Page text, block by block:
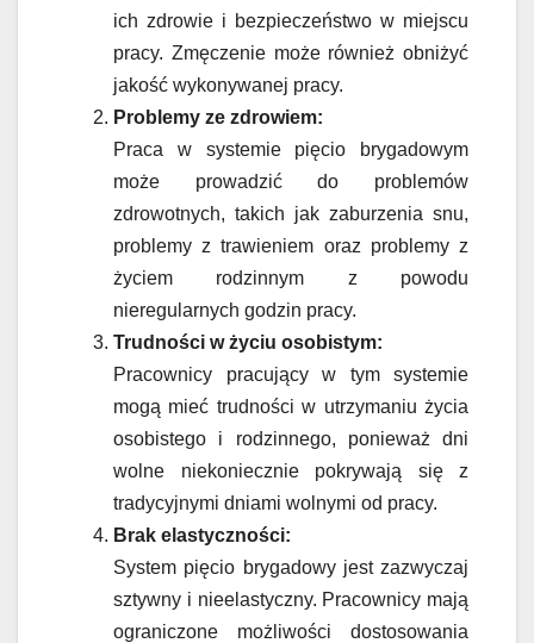
ich zdrowie i bezpieczeństwo w miejscu
pracy. Zmęczenie może również obniżyć
jakość wykonywanej pracy.
Problemy ze zdrowiem:
Praca w systemie pięcio brygadowym
może prowadzić do problemów
zdrowotnych, takich jak zaburzenia snu,
problemy z trawieniem oraz problemy z
życiem rodzinnym z powodu
nieregularnych godzin pracy.
Trudności w życiu osobistym:
Pracownicy pracujący w tym systemie
mogą mieć trudności w utrzymaniu życia
osobistego i rodzinnego, ponieważ dni
wolne niekoniecznie pokrywają się z
tradycyjnymi dniami wolnymi od pracy.
Brak elastyczności:
System pięcio brygadowy jest zazwyczaj
sztywny i nieelastyczny. Pracownicy mają
ograniczone możliwości dostosowania